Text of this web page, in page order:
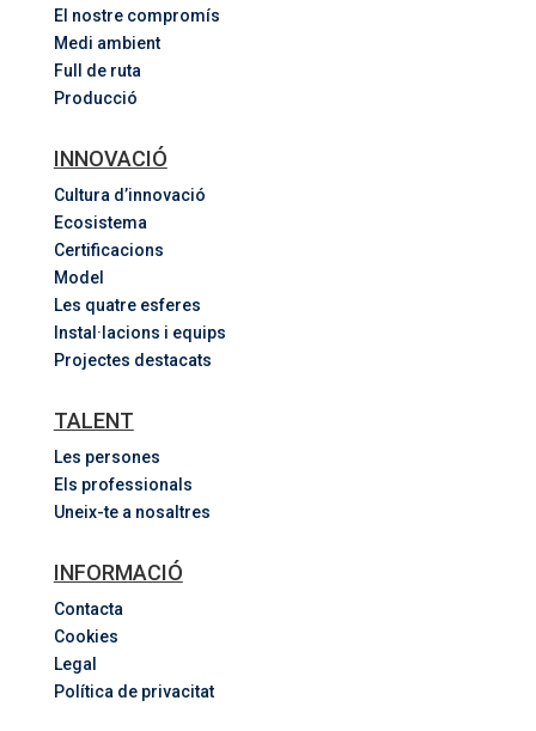
El nostre compromís
Medi ambient
Full de ruta
Producció
INNOVACIÓ
Cultura d’innovació
Ecosistema
Certificacions
Model
Les quatre esferes
Instal·lacions i equips
Projectes destacats
TALENT
Les persones
Els professionals
Uneix-te a nosaltres
INFORMACIÓ
Contacta
Cookies
Legal
Política de privacitat